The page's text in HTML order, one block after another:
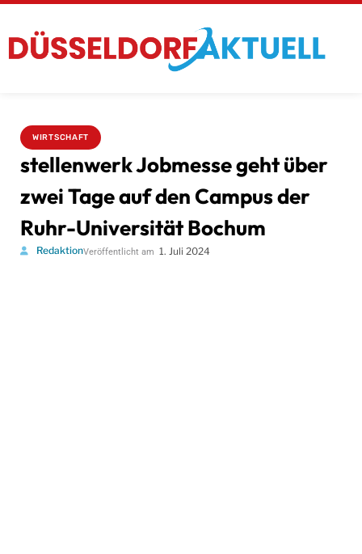
WIRTSCHAFT
stellenwerk Jobmesse geht über
zwei Tage auf den Campus der
Ruhr-Universität Bochum
RedaktionVeröffentlicht am 1. Juli 2024